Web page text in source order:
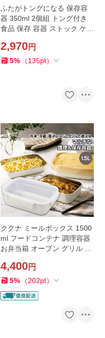
ふたがトングになる 保存容
器 350ml 2個組 トング付き
食品 保存 容器 ストック ケー
入れ レンジ 食洗機対応 角型
冷凍 定形外出荷
2,970円
5% （135pt）
ククナ ミールボックス 1500
ml フードコンテナ 調理容器
お弁当箱 オーブン グリル 電
応 ステンレス 角型 スタッキ
ング
4,400円
5% （202pt）